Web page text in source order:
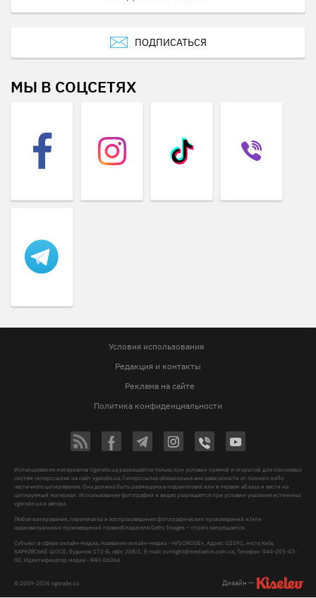
ПОДПИСАТЬСЯ
МЫ В СОЦСЕТЯХ
Условия использования
Редакция и контакты
Реклама на сайте
Политика конфиденциальности
© 2009-2026 vgorode.ua
Использование материалов Vgorode.ua разрешается только при условии прямой и открытой для поисковых
систем гиперссылки на сайт vgorode.ua. Гиперссылка обязательна вне зависимости от полного либо
частичного цитирования. Она должна быть размещена в подзаголовке или в первом абзаце и вести на
цитируемый материал. Использование фотографий и видео разрешается при условии указания источника
vgorode.ua и автора.
Любое копирование, перепечатка и воспроизведение фотографических произведений и/или
аудиовизуальных произведений правообладателя Getty Images – строго запрещается.
Субъект в сфере онлайн-медиа, Название онлайн-медиа - «VGORODE», Адрес: 02091, місто Київ,
ХАРКІВСЬКЕ ШОСЕ, будинок 172-Б, офіс 208/1, E-mail:sunlight@mediadim.com.ua , Телефон: 044-205-43-
00, Идентификатор медиа - R40-06066
Дизайн —